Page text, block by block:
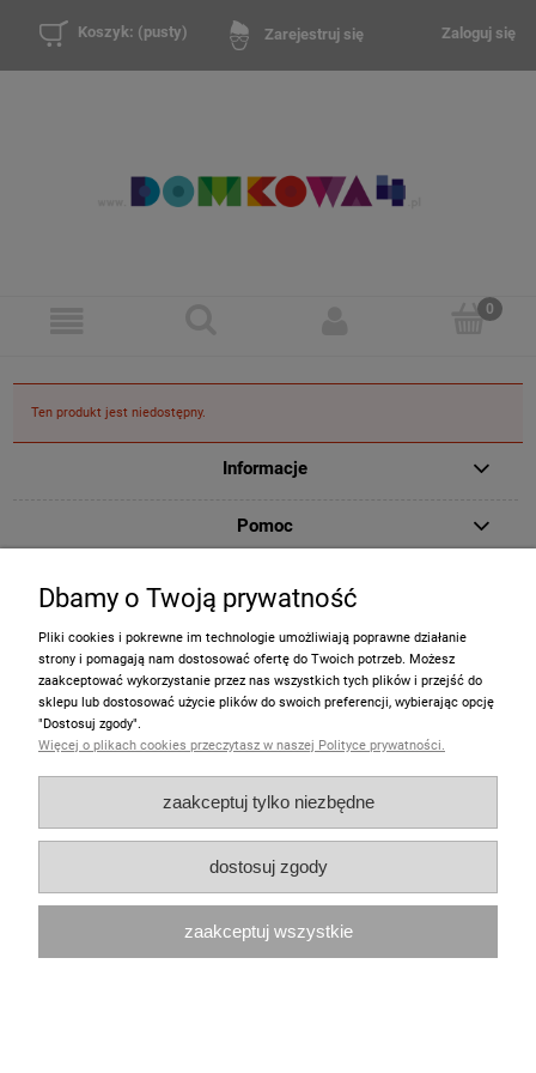
Zarejestruj się Zaloguj się
Koszyk: (pusty)
Ten produkt jest niedostępny.
Informacje
Pomoc
Zakupy
Polecamy
pokaż pełną wersję strony
Sklep internetowy Shoper.pl
Dbamy o Twoją prywatność
Pliki cookies i pokrewne im technologie umożliwiają poprawne działanie
strony i pomagają nam dostosować ofertę do Twoich potrzeb. Możesz
zaakceptować wykorzystanie przez nas wszystkich tych plików i przejść do
sklepu lub dostosować użycie plików do swoich preferencji, wybierając opcję
"Dostosuj zgody".
Więcej o plikach cookies przeczytasz w naszej Polityce prywatności.
zaakceptuj tylko niezbędne
dostosuj zgody
zaakceptuj wszystkie